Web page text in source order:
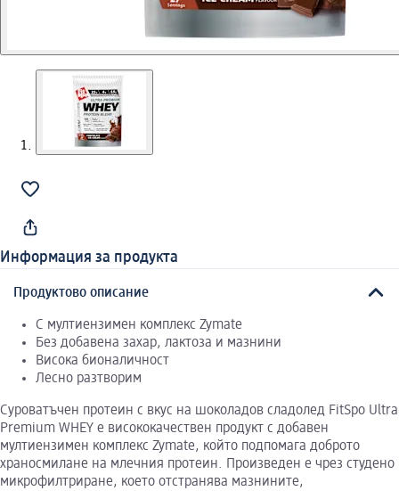
Информация за продукта
Продуктово описание
С мултиензимен комплекс Zymate
Без добавена захар, лактоза и мазнини
Висока бионаличност
Лесно разтворим
Суроватъчен протеин с вкус на шоколадов сладолед FitSpo Ultra
Premium WHEY e висококачествен продукт с добавен
мултиензимен комплекс Zymate, който подпомага доброто
храносмилане на млечния протеин. Произведен е чрез студено
микрофилтриране, което отстранява мазнините,